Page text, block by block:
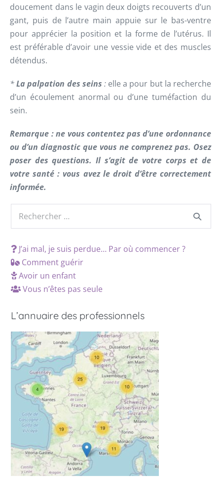
doucement dans le vagin deux doigts recouverts d’un
gant, puis de l’autre main appuie sur le bas-ventre
pour apprécier la position et la forme de l’utérus. Il
est préférable d’avoir une vessie vide et des muscles
détendus.
*La palpation des seins :elle a pour but la recherche
d’un écoulement anormal ou d’une tuméfaction du
sein.
Remarque : ne vous contentez pas d’une ordonnance
ou d’un diagnostic que vous ne comprenez pas. Osez
poser des questions. Il s’agit de votre corps et de
votre santé : vous avez le droit d’être correctement
informée.
J’ai mal, je suis perdue… Par où commencer ?
Comment guérir
Avoir un enfant
Vous n’êtes pas seule
L’annuaire des professionnels